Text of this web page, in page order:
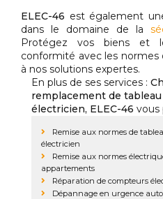
ELEC-46 est également
dans le domaine de la
Protégez vos biens et
conformité avec les normes
à nos solutions expertes.
En plus de ses services :
remplacement de
électricien, ELEC-46 vous
Remise aux normes de
électricien
Remise aux normes
appartements
Réparation de compteurs
Dépannage en urgence